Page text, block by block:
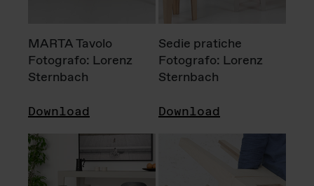
MARTA Tavolo
Fotografo: Lorenz
Sternbach
Download
Sedie pratiche
Fotografo: Lorenz
Sternbach
Download